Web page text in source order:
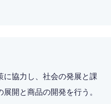
に協力し、社会の発展と課
開と商品の開発を行う。